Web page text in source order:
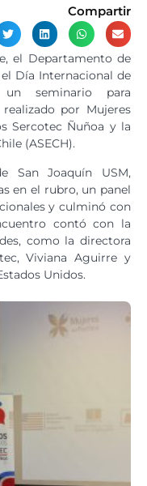
Compartir
el Departamento de
Día Internacional de
seminario para
por Mujeres
Sercotec Ñuñoa y la
(ASECH).
San Joaquín USM,
en el rubro, un panel
y culminó con
contó con la
como la directora
Viviana Aguirre y
Unidos.